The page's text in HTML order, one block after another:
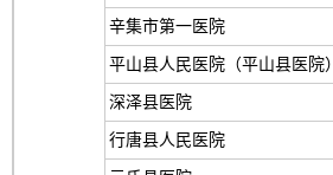
辛集市第一医院
平山县人民医院（平山县医院）
深泽县医院
行唐县人民医院